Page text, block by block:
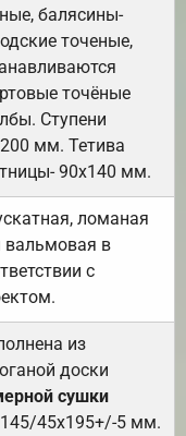
балясины-
точеные,
точёные
Ступени
мм. Тетива
90х140 мм.
ломаная
вальмовая в
с
из
доски
сушки
45х195+/-5 мм.